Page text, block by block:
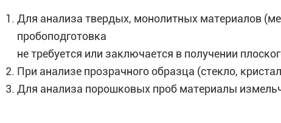
Для анализа твердых, монолитных материалов
пробоподготовка
не требуется или заключается в получении
При анализе прозрачного образца (стекло,
Для анализа порошковых проб материалы